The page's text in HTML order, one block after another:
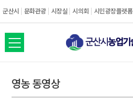
군산시 문화관광 시장실 시의회 시민광장플랫폼
전
체
뉴
열
영농 동영상